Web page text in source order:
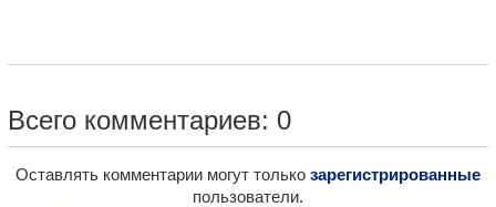
Всего комментариев: 0
Оставлять комментарии могут только зарегистрированные
пользователи.